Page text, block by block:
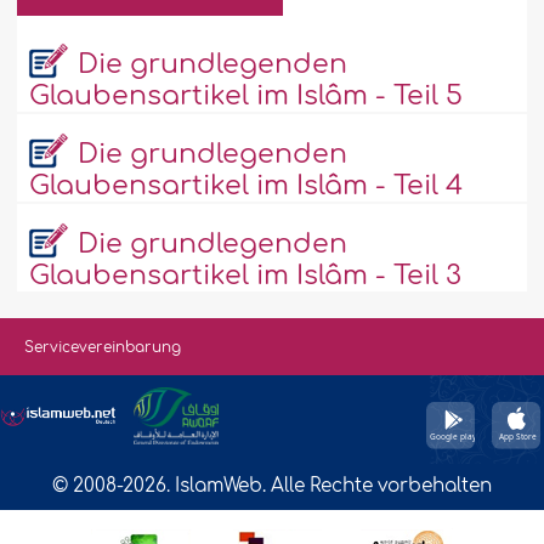
Die grundlegenden
Glaubensartikel im Islâm - Teil 5
Die grundlegenden
Glaubensartikel im Islâm - Teil 4
Die grundlegenden
Glaubensartikel im Islâm - Teil 3
Servicevereinbarung
© 2008-2026. IslamWeb. Alle Rechte vorbehalten